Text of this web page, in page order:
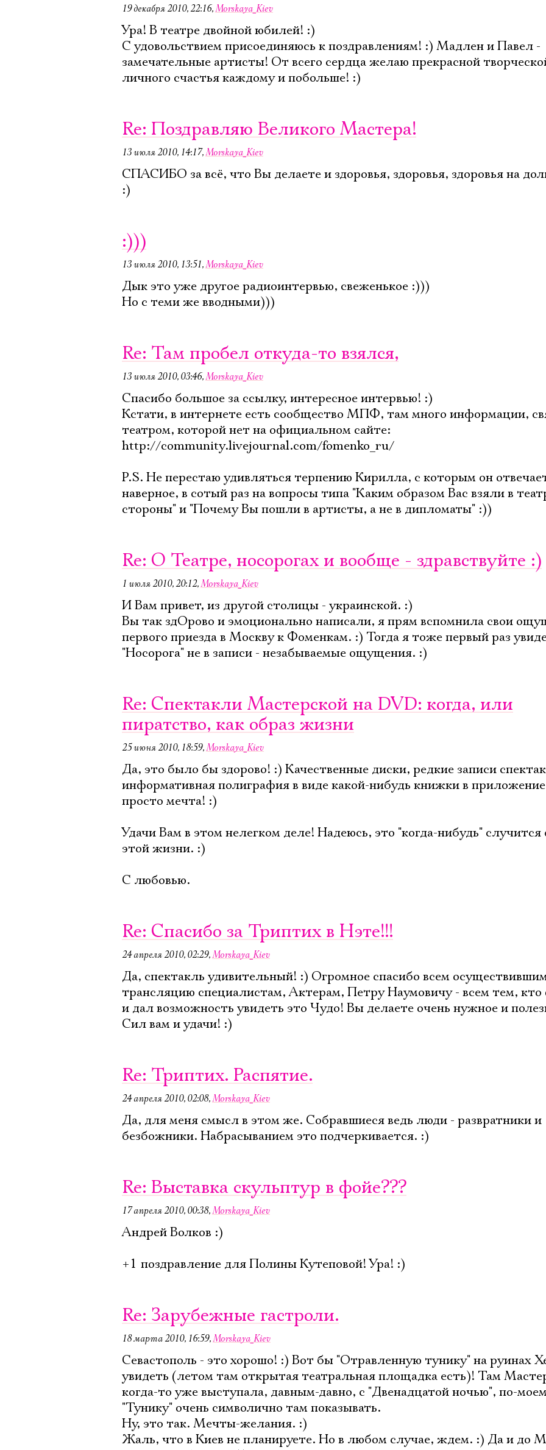
19 декабря 2010, 22:16,Morskaya_Kiev
Ура! В театре двойной юбилей! :)
С удовольствием присоединяюсь к поздравлениям! :) Мадлен и Павел -
замечательные артисты! От всего сердца желаю прекрасной
личного счастья каждому и побольше! :)
Re: Поздравляю Великого Мастера!
13 июля 2010, 14:17,Morskaya_Kiev
СПАСИБО за всё, что Вы делаете и здоровья, здоровья, здоровья на
:)
:)))
13 июля 2010, 13:51,Morskaya_Kiev
Дык это уже другое радиоинтервью, свеженькое :)))
Но с теми же вводными)))
Re: Там пробел откуда-то взялся,
13 июля 2010, 03:46,Morskaya_Kiev
Спасибо большое за ссылку, интересное интервью! :)
Кстати, в интернете есть сообщество МПФ, там много информации,
театром, которой нет на официальном сайте:
http://community.livejournal.com/fomenko_ru/
P.S. Не перестаю удивляться терпению Кирилла, с которым он
наверное, в сотый раз на вопросы типа "Каким образом Вас взяли в
стороны" и "Почему Вы пошли в артисты, а не в дипломаты" :))
Re: О Театре, носорогах и вообще - здравствуйте :)
1 июля 2010, 20:12,Morskaya_Kiev
И Вам привет, из другой столицы - украинской. :)
Вы так здОрово и эмоционально написали, я прям вспомнила свои
первого приезда в Москву к Фоменкам. :) Тогда я тоже первый раз
"Носорога" не в записи - незабываемые ощущения. :)
Re: Спектакли Мастерской на DVD: когда, или
пиратство, как образ жизни
25 июня 2010, 18:59,Morskaya_Kiev
Да, это было бы здорово! :) Качественные диски, редкие записи
информативная полиграфия в виде какой-нибудь книжки в
просто мечта! :)
Удачи Вам в этом нелегком деле! Надеюсь, это "когда-нибудь" случится
этой жизни. :)
С любовью.
Re: Спасибо за Триптих в Нэте!!!
24 апреля 2010, 02:29,Morskaya_Kiev
Да, спектакль удивительный! :) Огромное спасибо всем
трансляцию специалистам, Актерам, Петру Наумовичу - всем тем, кто
и дал возможность увидеть это Чудо! Вы делаете очень нужное и
Сил вам и удачи! :)
Re: Триптих. Распятие.
24 апреля 2010, 02:08,Morskaya_Kiev
Да, для меня смысл в этом же. Собравшиеся ведь люди - развратники и
безбожники. Набрасыванием это подчеркивается. :)
Re: Выставка скульптур в фойе???
17 апреля 2010, 00:38,Morskaya_Kiev
Андрей Волков :)
+1 поздравление для Полины Кутеповой! Ура! :)
Re: Зарубежные гастроли.
18 марта 2010, 16:59,Morskaya_Kiev
Севастополь - это хорошо! :) Вот бы "Отравленную тунику" на руинах
увидеть (летом там открытая театральная площадка есть)! Там
когда-то уже выступала, давным-давно, с "Двенадцатой ночью", по-
"Тунику" очень символично там показывать.
Ну, это так. Мечты-желания. :)
Жаль, что в Киев не планируете. Но в любом случае, ждем. :) Да и до
Ознакомиться